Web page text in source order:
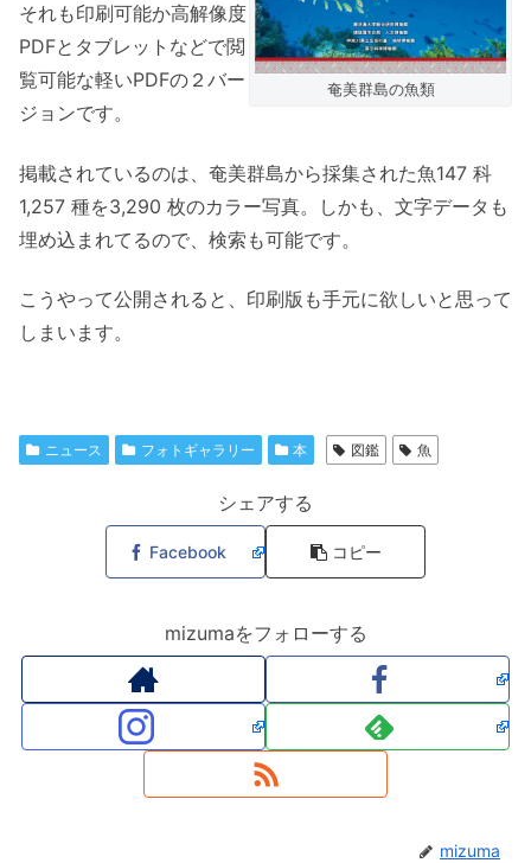
奄美群島の魚類
それも印刷可能か高解像度
PDFとタブレットなどで閲
覧可能な軽いPDFの２バー
ジョンです。
掲載されているのは、奄美群島から採集された魚147 科
1,257 種を3,290 枚のカラー写真。しかも、文字データも
埋め込まれてるので、検索も可能です。
こうやって公開されると、印刷版も手元に欲しいと思って
しまいます。
ニュース フォトギャラリー 本 図鑑 魚
シェアする
Facebook コピー
mizumaをフォローする
mizuma